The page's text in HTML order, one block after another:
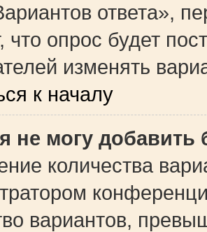
ответа»,
что опрос будет
изменять
к началу
не могу добавить
количества
вариантов,